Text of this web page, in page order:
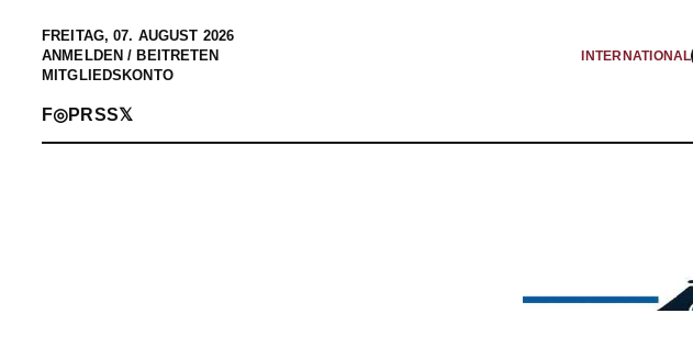
FREITAG, 07. AUGUST 2026
ANMELDEN / BEITRETEN
MITGLIEDSKONTO
INTERNATIONAL
F◎PRSS𝕏